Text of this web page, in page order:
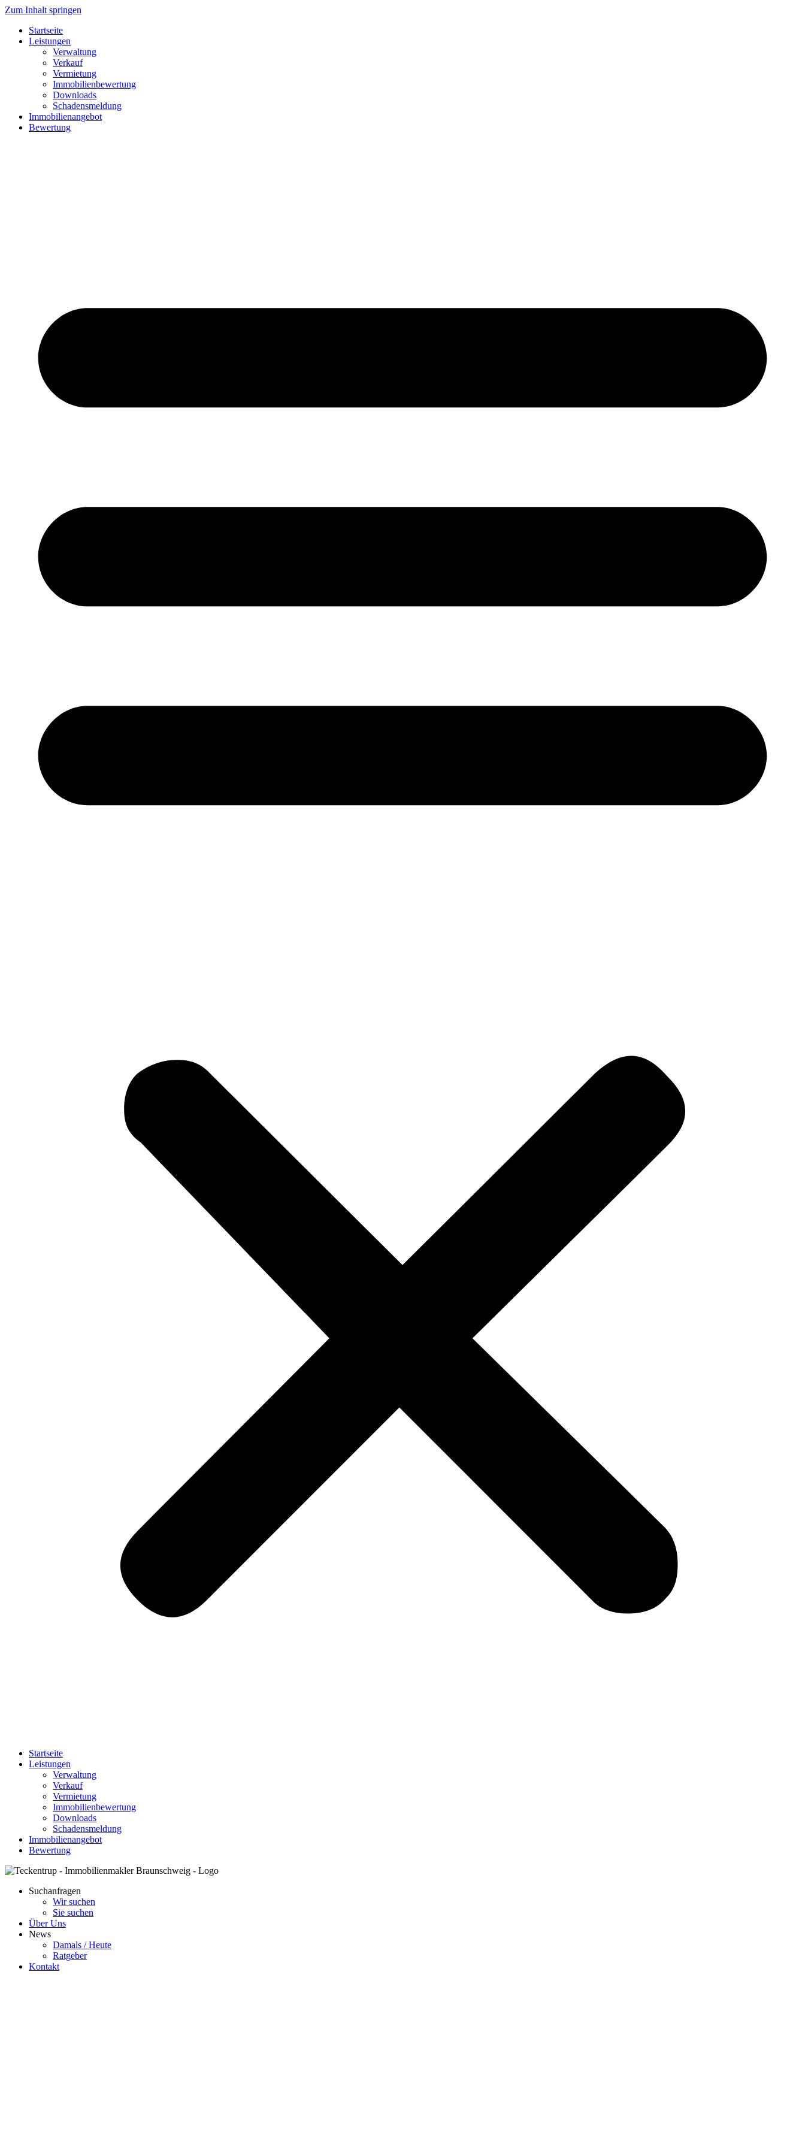
Zum Inhalt springen
Startseite
Leistungen
Verwaltung
Verkauf
Vermietung
Immobilienbewertung
Downloads
Schadensmeldung
Immobilienangebot
Bewertung
Startseite
Leistungen
Verwaltung
Verkauf
Vermietung
Immobilienbewertung
Downloads
Schadensmeldung
Immobilienangebot
Bewertung
Suchanfragen
Wir suchen
Sie suchen
Über Uns
News
Damals / Heute
Ratgeber
Kontakt